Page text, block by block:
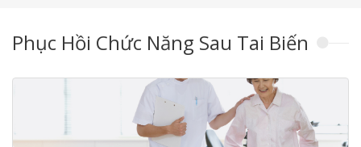
Phục Hồi Chức Năng Sau Tai Biến